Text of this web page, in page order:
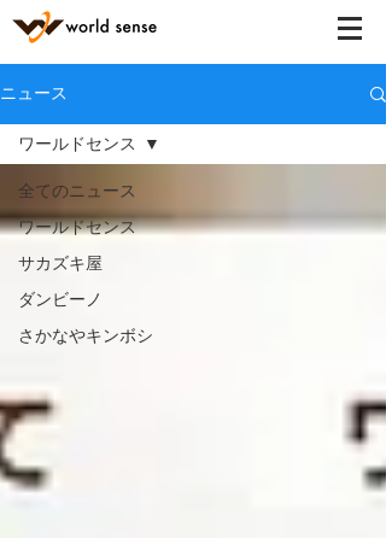
ニュース
全てのニュース
ワールドセンス
サカズキ屋
ダンビーノ
さかなやキンボシ
ワールドセンス